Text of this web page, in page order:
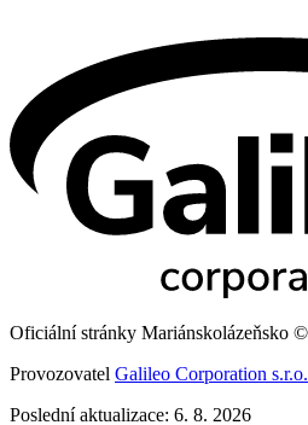
Oficiální stránky Mariánskolázeňsko
Provozovatel Galileo Corporation s.r.o.
Poslední aktualizace: 6. 8. 2026